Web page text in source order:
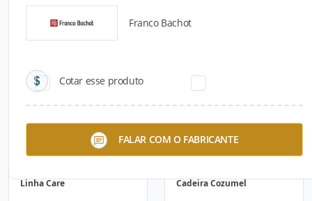
Franco Bachot
Cotar esse produto
FALAR COM O FABRICANTE
Catálogos para Download
Linha Care Cadeira Cozumel